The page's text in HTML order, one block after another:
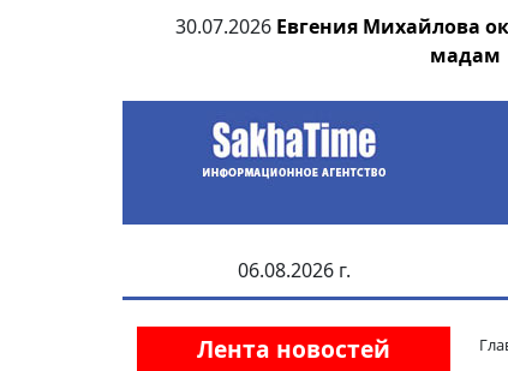
30.07.2026 Евгения Михайлова
мадам
06.08.2026 г.
Лента новостей